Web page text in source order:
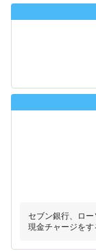
セブン銀行、ロ
現金チャージをす